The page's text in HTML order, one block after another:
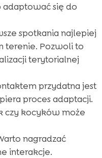
się do
spotkania najlepiej
terenie. Pozwoli to
terytorialnej
przydatna jest
proces adaptacji.
czy kocyków może
nagradzać
interakcje.